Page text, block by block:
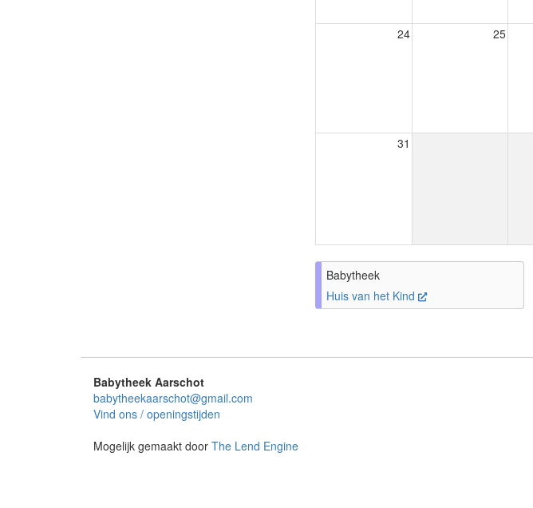
24 25
31
Babytheek
Huis van het Kind
Babytheek Aarschot
babytheekaarschot@gmail.com
Vind ons / openingstijden
Mogelijk gemaakt door The Lend Engine